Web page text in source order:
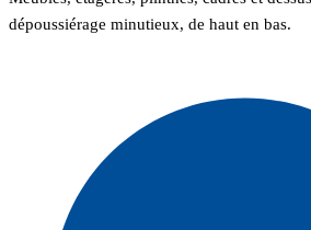
dépoussiérage minutieux, de haut en bas.